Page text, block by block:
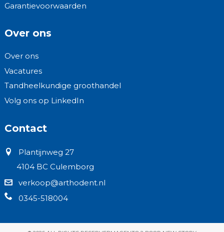
Garantievoorwaarden
Over ons
Over ons
Vacatures
Tandheelkundige groothandel
Volg ons op LinkedIn
Contact
Plantijnweg 27
4104 BC Culemborg
verkoop@arthodent.nl
0345-518004